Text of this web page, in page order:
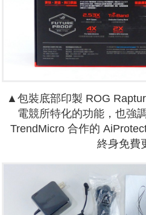
▲包裝底部印製 ROG
電競所特化的功能，也強
TrendMicro 合作的
終身免費